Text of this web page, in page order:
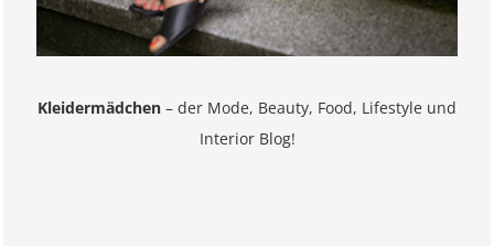
Kleidermädchen – der Mode, Beauty, Food, Lifestyle und
Interior Blog!